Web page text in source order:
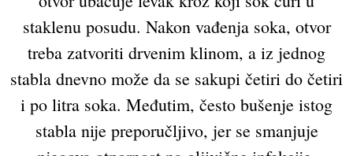
staklenu posudu. Nakon vađenja soka, otvor
treba zatvoriti drvenim klinom, a iz jednog
stabla dnevno može da se sakupi četiri do četiri
i po litra soka. Međutim, često bušenje istog
stabla nije preporučljivo, jer se smanjuje